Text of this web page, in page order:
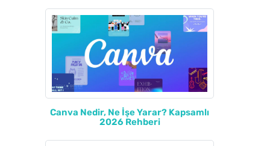
Canva Nedir, Ne İşe Yarar? Kapsamlı
2026 Rehberi